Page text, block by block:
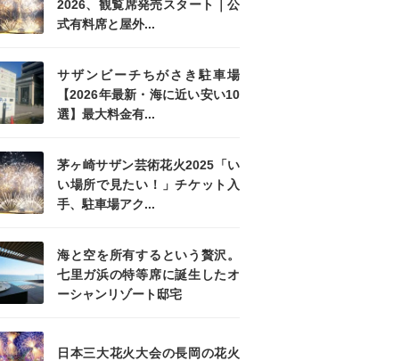
2026、観覧席発売スタート｜公
式有料席と屋外...
サザンビーチちがさき駐車場
【2026年最新・海に近い安い10
選】最大料金有...
茅ヶ崎サザン芸術花火2025「い
い場所で見たい！」チケット入
手、駐車場アク...
海と空を所有するという贅沢。
七里ガ浜の特等席に誕生したオ
ーシャンリゾート邸宅
日本三大花火大会の長岡の花火